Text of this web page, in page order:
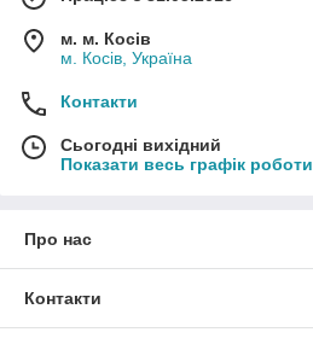
м. м. Косів
м. Косів, Україна
Контакти
Сьогодні вихідний
Показати весь графік роботи
Про нас
Контакти